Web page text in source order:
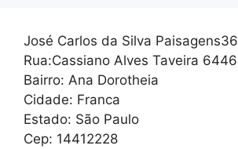
José Carlos da Silva Paisagens36
Rua:Cassiano Alves Taveira 6446
Bairro: Ana Dorotheia
Cidade: Franca
Estado: São Paulo
Cep: 14412228